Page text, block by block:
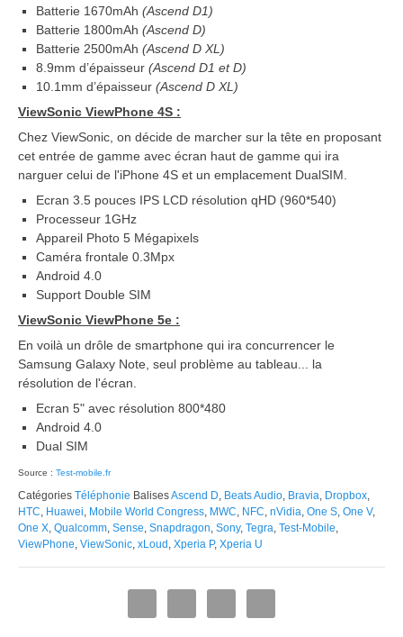
Batterie 1670mAh (Ascend D1)
Batterie 1800mAh (Ascend D)
Batterie 2500mAh (Ascend D XL)
8.9mm d’épaisseur (Ascend D1 et D)
10.1mm d’épaisseur (Ascend D XL)
ViewSonic ViewPhone 4S :
Chez ViewSonic, on décide de marcher sur la tête en proposant
cet entrée de gamme avec écran haut de gamme qui ira
narguer celui de l'iPhone 4S et un emplacement DualSIM.
Ecran 3.5 pouces IPS LCD résolution qHD (960*540)
Processeur 1GHz
Appareil Photo 5 Mégapixels
Caméra frontale 0.3Mpx
Android 4.0
Support Double SIM
ViewSonic ViewPhone 5e :
En voilà un drôle de smartphone qui ira concurrencer le
Samsung Galaxy Note, seul problème au tableau... la
résolution de l'écran.
Ecran 5" avec résolution 800*480
Android 4.0
Dual SIM
Source : Test-mobile.fr
Catégories Téléphonie BalisesAscend D, Beats Audio, Bravia, Dropbox,
HTC, Huawei, Mobile World Congress, MWC, NFC, nVidia, One S, One V,
One X, Qualcomm, Sense, Snapdragon, Sony, Tegra, Test-Mobile,
ViewPhone, ViewSonic, xLoud , Xperia P, Xperia U